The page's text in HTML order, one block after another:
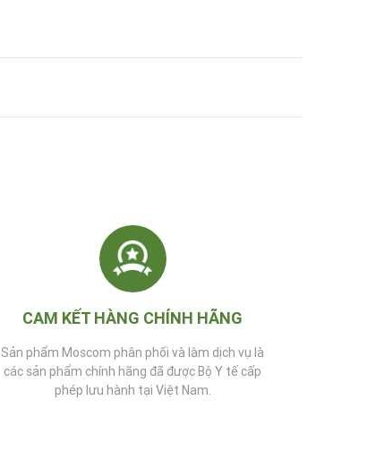
CAM KẾT HÀNG CHÍNH HÃNG
Sản phẩm Moscom phân phối và làm dịch vụ là
các sản phẩm chính hãng đã được Bộ Y tế cấp
phép lưu hành tại Việt Nam.